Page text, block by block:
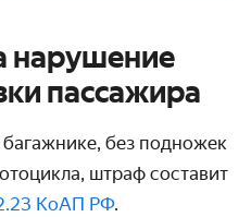
нарушение
пассажира
без подножек
штраф составит
КоАП РФ.